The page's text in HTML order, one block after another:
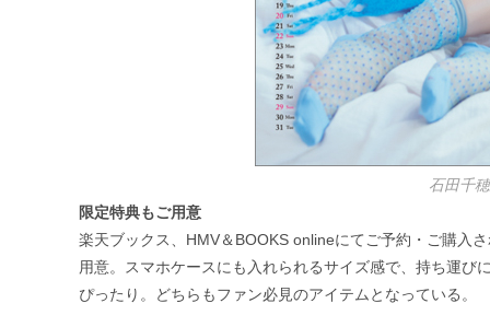
石田千
限定特典もご用意
楽天ブックス、HMV＆BOOKS onlineにてご予約・ご購入
用意。スマホケースにも入れられるサイズ感で、持ち運
ぴったり。どちらもファン必見のアイテムとなっている。